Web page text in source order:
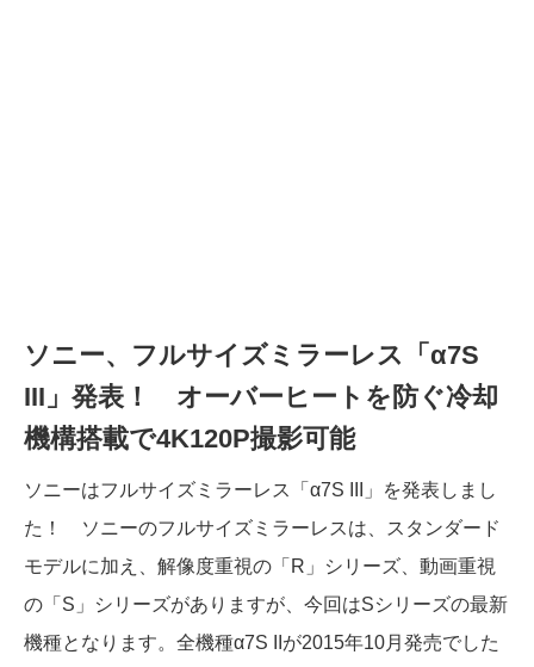
ソニー、フルサイズミラーレス「α7S
III」発表！ オーバーヒートを防ぐ冷却
機構搭載で4K120P撮影可能
ソニーはフルサイズミラーレス「α7S III」を発表しまし
た！ ソニーのフルサイズミラーレスは、スタンダード
モデルに加え、解像度重視の「R」シリーズ、動画重視
の「S」シリーズがありますが、今回はSシリーズの最新
機種となります。全機種α7S IIが2015年10月発売でした